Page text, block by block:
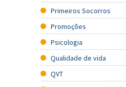
Primeiros Socorros
Promoções
Psicologia
Qualidade de vida
QVT